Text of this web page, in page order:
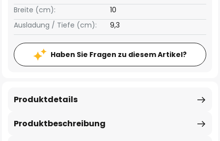
Breite (cm): 10
Ausladung / Tiefe (cm): 9,3
Haben Sie Fragen zu diesem Artikel?
Produktbeschreibung
Produktdetails